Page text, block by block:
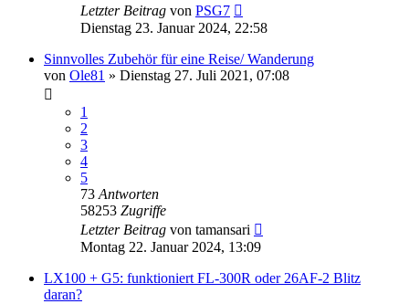
Letzter Beitrag von PSG7
Dienstag 23. Januar 2024, 22:58
Sinnvolles Zubehör für eine Reise/ Wanderung
von Ole81 » Dienstag 27. Juli 2021, 07:08
1
2
3
4
5
73 Antworten
58253 Zugriffe
Letzter Beitrag von tamansari
Montag 22. Januar 2024, 13:09
LX100 + G5: funktioniert FL-300R oder 26AF-2 Blitz
daran?